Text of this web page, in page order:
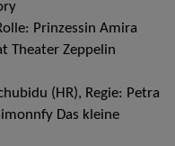
Prinzessin Amira
Theater Zeppelin
(HR), Regie: Petra
Das kleine